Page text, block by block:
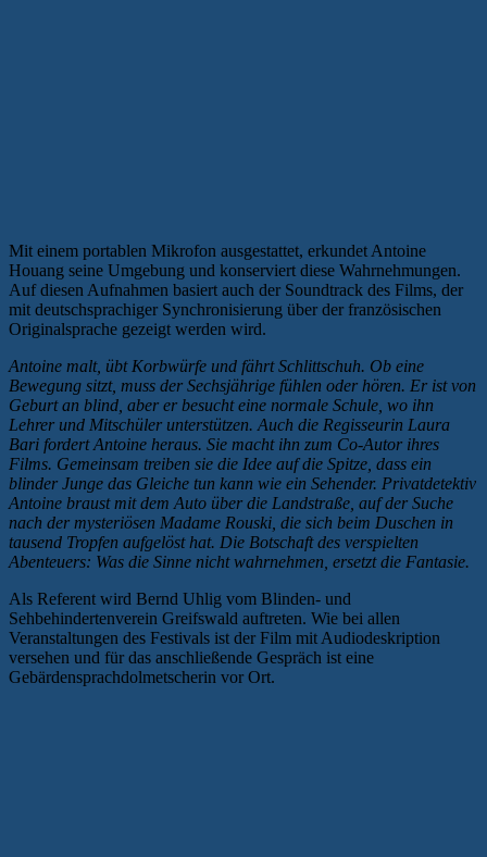
Mit einem portablen Mikrofon ausgestattet, erkundet Antoine
Houang seine Umgebung und konserviert diese Wahrnehmungen.
Auf diesen Aufnahmen basiert auch der Soundtrack des Films, der
mit deutschsprachiger Synchronisierung über der französischen
Originalsprache gezeigt werden wird.
Antoine malt, übt Korbwürfe und fährt Schlittschuh. Ob eine
Bewegung sitzt, muss der Sechsjährige fühlen oder hören. Er ist von
Geburt an blind, aber er besucht eine normale Schule, wo ihn
Lehrer und Mitschüler unterstützen. Auch die Regisseurin Laura
Bari fordert Antoine heraus. Sie macht ihn zum Co-Autor ihres
Films. Gemeinsam treiben sie die Idee auf die Spitze, dass ein
blinder Junge das Gleiche tun kann wie ein Sehender. Privatdetektiv
Antoine braust mit dem Auto über die Landstraße, auf der Suche
nach der mysteriösen Madame Rouski, die sich beim Duschen in
tausend Tropfen aufgelöst hat. Die Botschaft des verspielten
Abenteuers: Was die Sinne nicht wahrnehmen, ersetzt die Fantasie.
Als Referent wird Bernd Uhlig vom Blinden- und
Sehbehindertenverein Greifswald auftreten. Wie bei allen
Veranstaltungen des Festivals ist der Film mit Audiodeskription
versehen und für das anschließende Gespräch ist eine
Gebärdensprachdolmetscherin vor Ort.